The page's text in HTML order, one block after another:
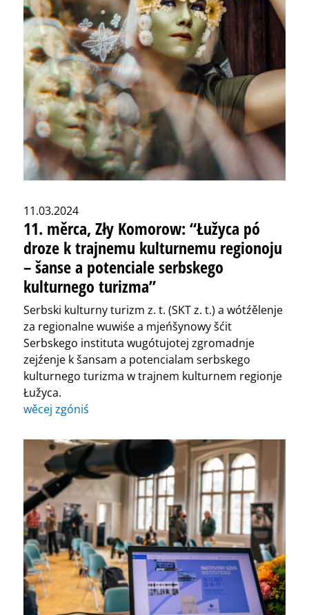
11.03.2024
11. měrca, Zły Komorow: “Łužyca pó
droze k trajnemu kulturnemu regionoju
– šanse a potenciale serbskego
kulturnego turizma”
Serbski kulturny turizm z. t. (SKT z. t.) a wótźělenje
za regionalne wuwiśe a mjeńšynowy šćit
Serbskego instituta wugótujotej zgromadnje
zejźenje k šansam a potencialam serbskego
kulturnego turizma w trajnem kulturnem regionje
Łužyca.
wěcej zgóniś